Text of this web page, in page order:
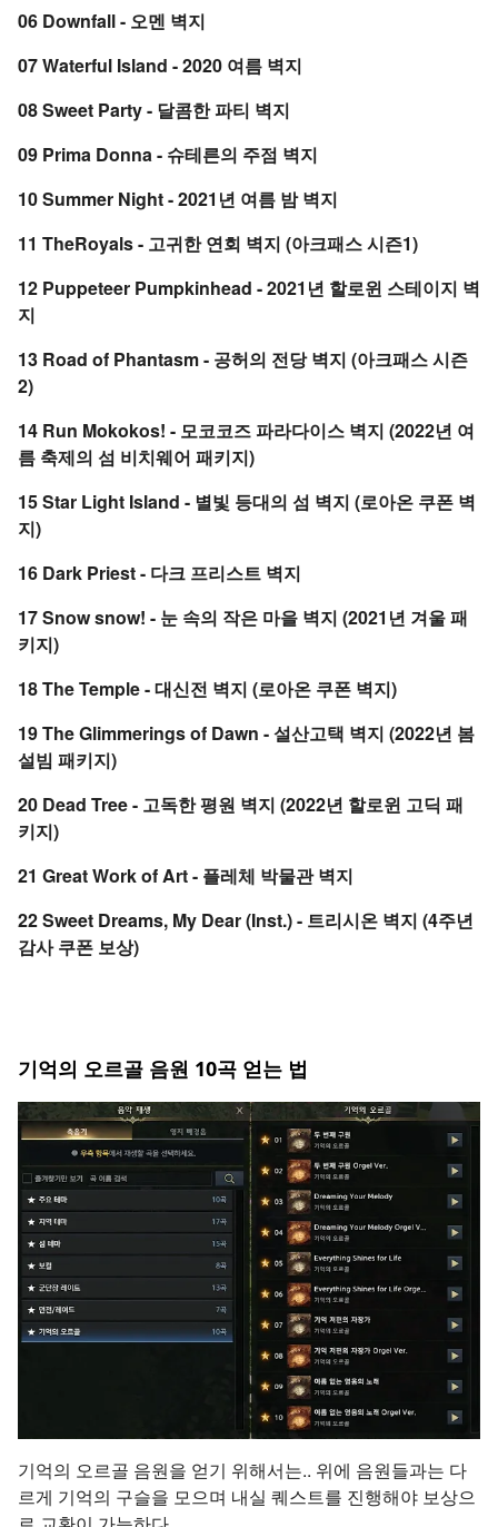
06 Downfall - 오멘 벽지
07 Waterful Island - 2020 여름 벽지
08 Sweet Party - 달콤한 파티 벽지
09 Prima Donna - 슈테른의 주점 벽지
10 Summer Night - 2021년 여름 밤 벽지
11 TheRoyals - 고귀한 연회 벽지 (아크패스 시즌1)
12 Puppeteer Pumpkinhead - 2021년 할로윈 스테이지 벽
지
13 Road of Phantasm - 공허의 전당 벽지 (아크패스 시즌
2)
14 Run Mokokos! - 모코코즈 파라다이스 벽지 (2022년 여
름 축제의 섬 비치웨어 패키지)
15 Star Light Island - 별빛 등대의 섬 벽지 (로아온 쿠폰 벽
지)
16 Dark Priest - 다크 프리스트 벽지
17 Snow snow! - 눈 속의 작은 마을 벽지 (2021년 겨울 패
키지)
18 The Temple - 대신전 벽지 (로아온 쿠폰 벽지)
19 The Glimmerings of Dawn - 설산고택 벽지 (2022년 봄
설빔 패키지)
20 Dead Tree - 고독한 평원 벽지 (2022년 할로윈 고딕 패
키지)
21 Great Work of Art - 플레체 박물관 벽지
22 Sweet Dreams, My Dear (Inst.) - 트리시온 벽지 (4주년
감사 쿠폰 보상)
기억의 오르골 음원 10곡 얻는 법
기억의 오르골 음원을 얻기 위해서는.. 위에 음원들과는 다
르게 기억의 구슬을 모으며 내실 퀘스트를 진행해야 보상으